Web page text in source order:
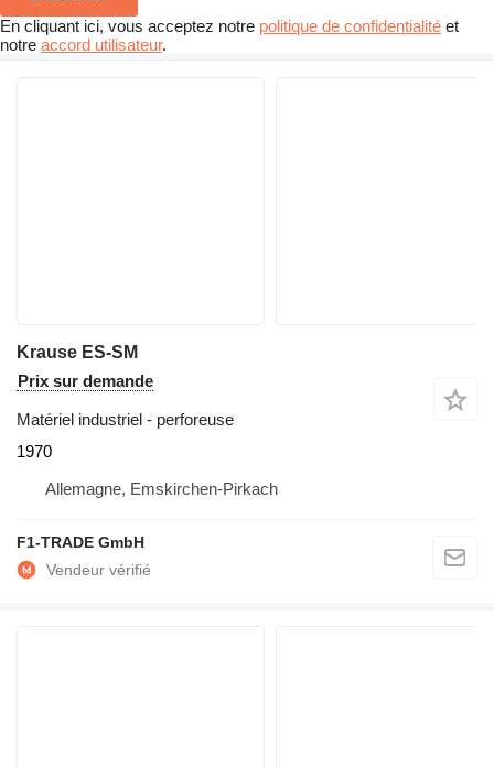
En cliquant ici, vous acceptez notre politique de confidentialité et
notre accord utilisateur.
Krause ES-SM
Prix sur demande
Matériel industriel - perforeuse
1970
Allemagne, Emskirchen-Pirkach
F1-TRADE GmbH